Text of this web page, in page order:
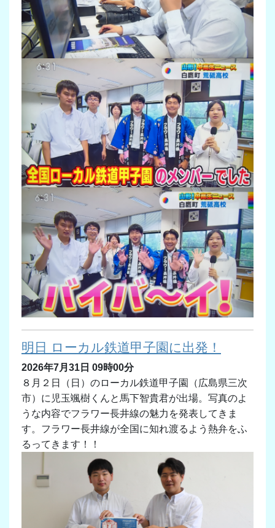
明日 ローカル鉄道甲子園に出発！
2026年7月31日 09時00分
８月２日（日）のローカル鉄道甲子園（広島県三次
市）に児玉颯樹くんと馬下智貴君が出場。写真のよ
うな内容でフラワー長井線の魅力を発表してきま
す。フラワー長井線が全国に知れ渡るよう熱弁をふ
るってきます！！